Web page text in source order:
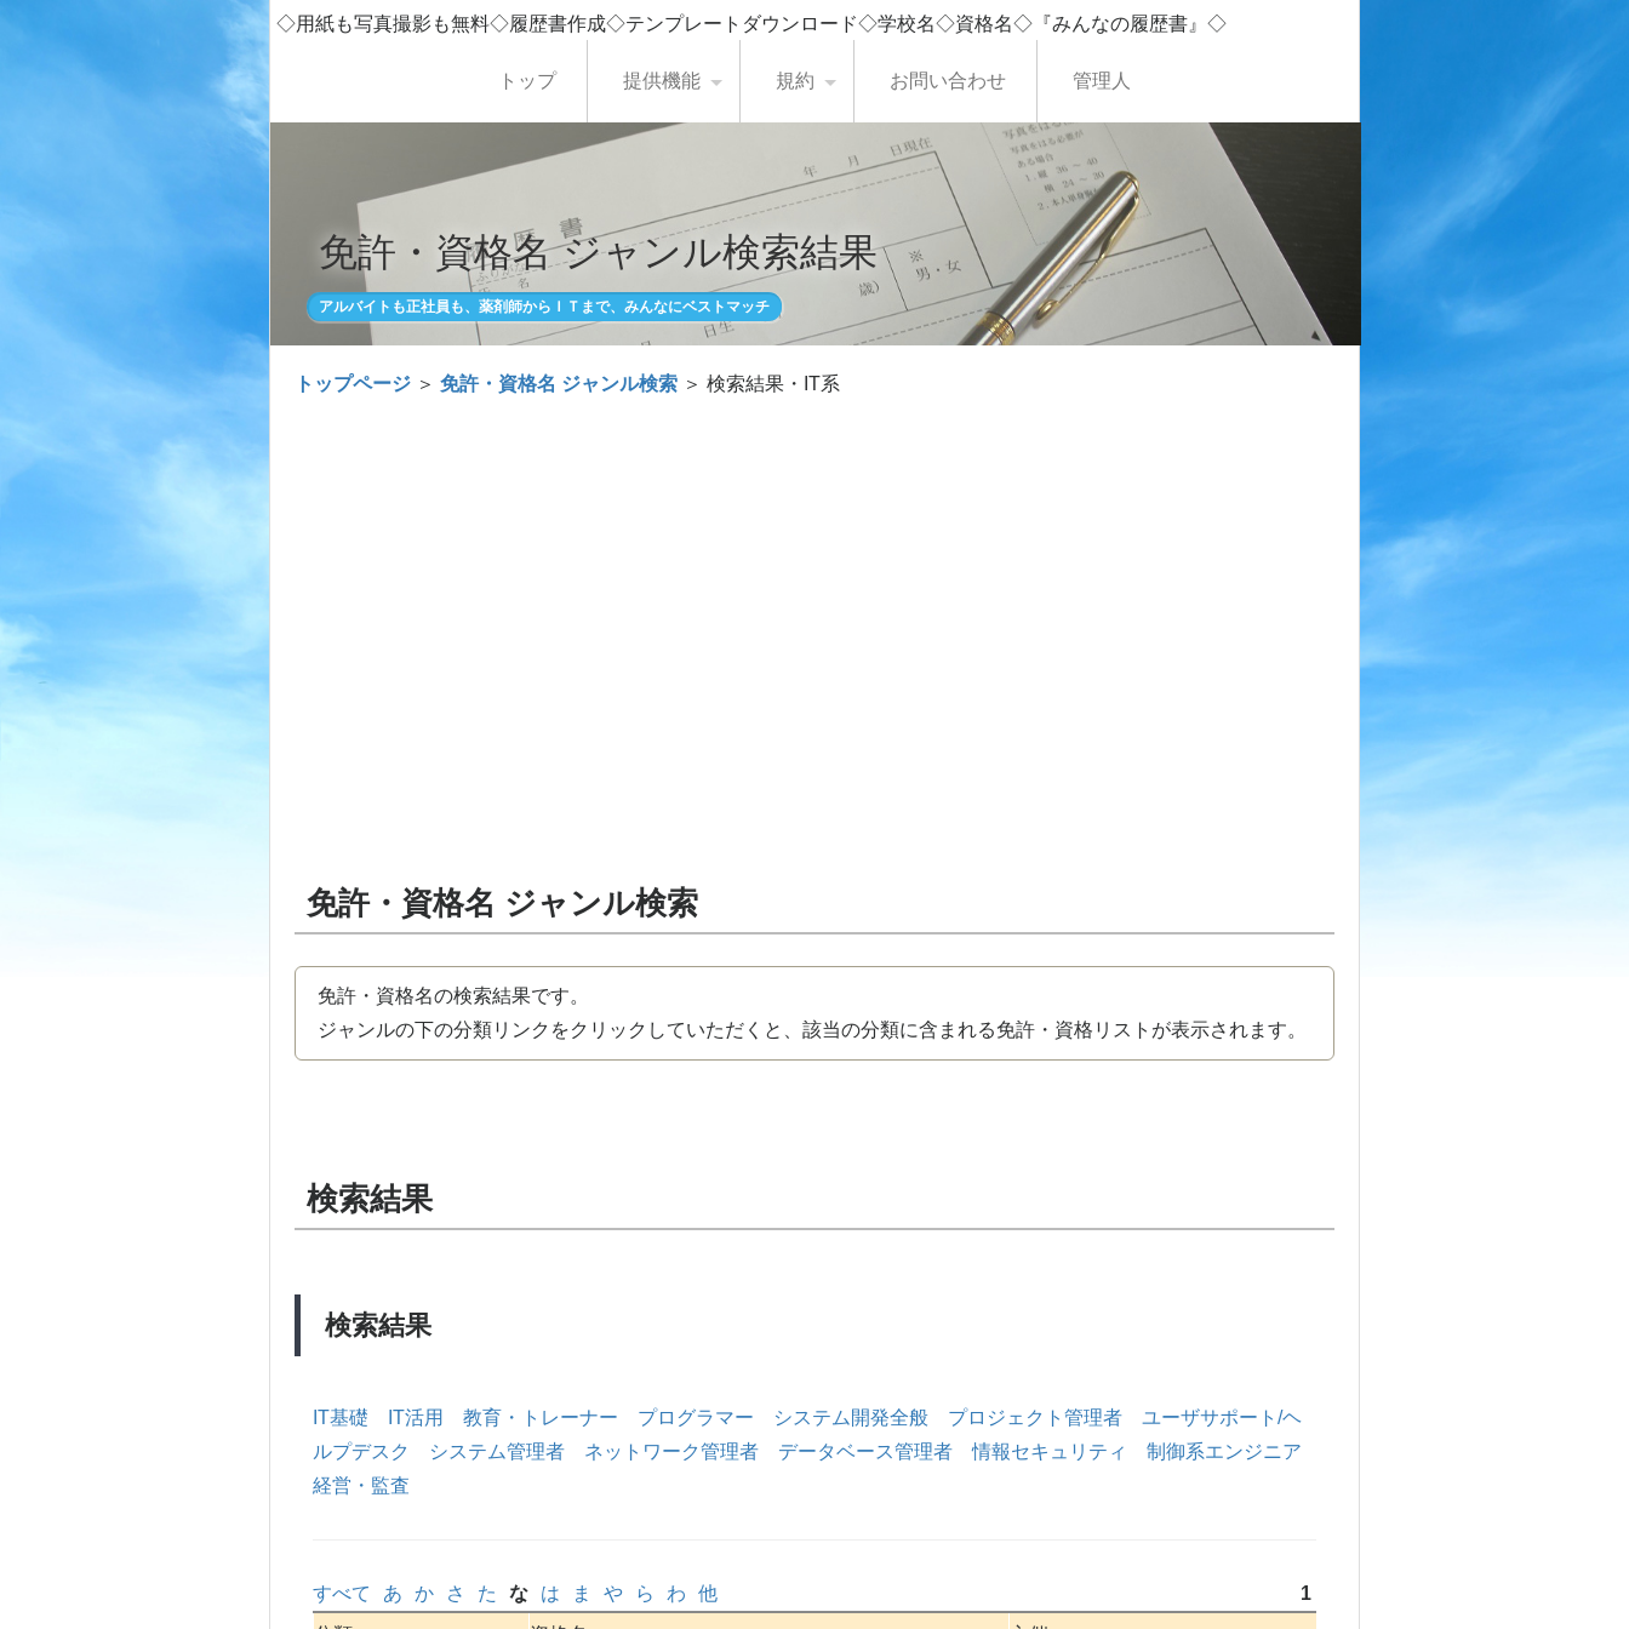
◇用紙も写真撮影も無料◇履歴書作成◇テンプレートダウンロード◇学校名◇資格名◇『みんなの履歴書』◇
トップ 提供機能 規約 お問い合わせ 管理人
免許・資格名 ジャンル検索結果
アルバイトも正社員も、薬剤師からＩＴまで、みんなにベストマッチ
トップページ ＞ 免許・資格名 ジャンル検索 ＞ 検索結果・IT系
免許・資格名 ジャンル検索
免許・資格名の検索結果です。
ジャンルの下の分類リンクをクリックしていただくと、該当の分類に含まれる免許・資格リストが表示されます。
検索結果
検索結果
IT基礎 IT活用 教育・トレーナー プログラマー システム開発全般 プロジェクト管理者
ユーザサポート/ヘ
ルプデスク
システム管理者 ネットワーク管理者 データベース管理者 情報セキュリティ
制御系エンジニア
経営・監査
すべて あ か さ た な は ま や ら わ 他
1